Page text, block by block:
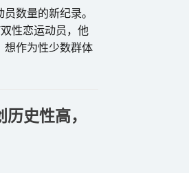
数量的新纪录。
性恋运动员，他
想作为性少数群体
史性高，